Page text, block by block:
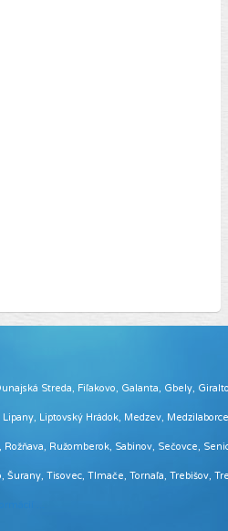
Streda, Fiľakovo, Galanta, Gbely,
Liptovský Hrádok, Medzev,
Ružomberok, Sabinov, Sečovce,
Tisovec, Tlmače, Tornaľa, Trebišov,